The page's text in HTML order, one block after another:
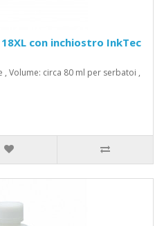
18XL con inchiostro InkTec
Volume: circa 80 ml per serbatoi ,